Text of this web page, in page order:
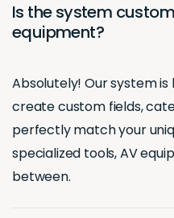
Is the system
equipment?
Absolutely! Our system is
create custom fields,
perfectly match your
specialized tools, AV
between.